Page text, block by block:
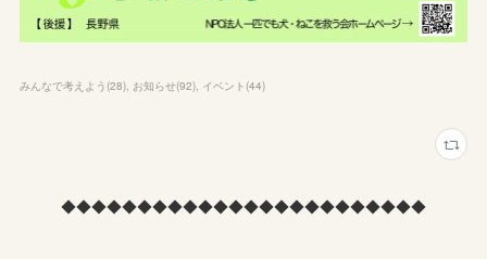
みんなで考えよう (28) お知らせ(92) イベント (44)
◆◆◆◆◆◆◆◆◆◆◆◆◆◆◆◆◆◆◆◆◆◆◆◆